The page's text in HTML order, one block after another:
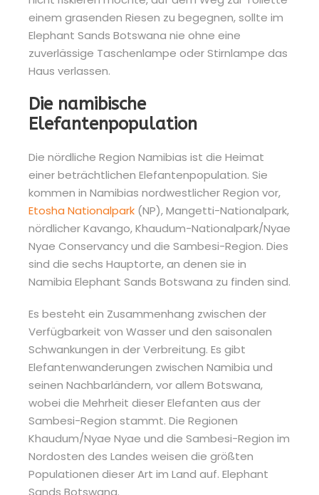
einem grasenden Riesen zu begegnen, sollte im
Elephant Sands Botswana nie ohne eine
zuverlässige Taschenlampe oder Stirnlampe das
Haus verlassen.
Die namibische
Elefantenpopulation
Die nördliche Region Namibias ist die Heimat
einer beträchtlichen Elefantenpopulation. Sie
kommen in Namibias nordwestlicher Region vor,
Etosha Nationalpark (NP), Mangetti-Nationalpark,
nördlicher Kavango, Khaudum-Nationalpark/Nyae
Nyae Conservancy und die Sambesi-Region. Dies
sind die sechs Hauptorte, an denen sie in
Namibia Elephant Sands Botswana zu finden sind.
Es besteht ein Zusammenhang zwischen der
Verfügbarkeit von Wasser und den saisonalen
Schwankungen in der Verbreitung. Es gibt
Elefantenwanderungen zwischen Namibia und
seinen Nachbarländern, vor allem Botswana,
wobei die Mehrheit dieser Elefanten aus der
Sambesi-Region stammt. Die Regionen
Khaudum/Nyae Nyae und die Sambesi-Region im
Nordosten des Landes weisen die größten
Populationen dieser Art im Land auf. Elephant
Sands Botswana.